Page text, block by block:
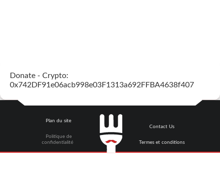
Donate - Crypto:
0x742DF91e06acb998e03F1313a692FFBA4638f407
Plan du site
Politique de
confidentialité
Contact Us
Termes et conditions